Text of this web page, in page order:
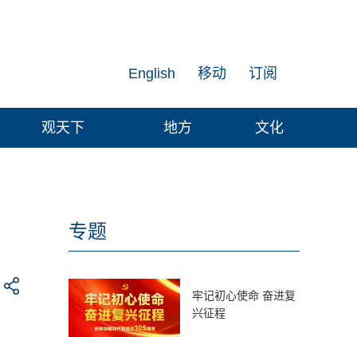
订阅
移动
English
观天下 地方 文化
专题
牢记初心使命 奋进复
兴征程